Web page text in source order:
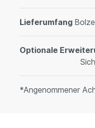
Lieferumfang
Optionale
*Angenommener